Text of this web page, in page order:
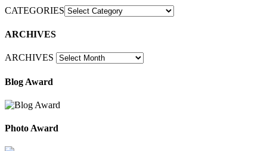
CATEGORIES
ARCHIVES
ARCHIVES
Blog Award
Photo Award